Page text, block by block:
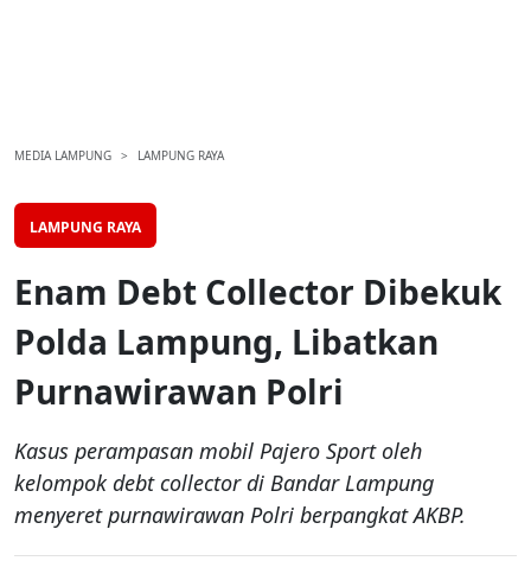
MEDIA LAMPUNG LAMPUNG RAYA
LAMPUNG RAYA
Enam Debt Collector Dibekuk
Polda Lampung, Libatkan
Purnawirawan Polri
Kasus perampasan mobil Pajero Sport oleh
kelompok debt collector di Bandar Lampung
menyeret purnawirawan Polri berpangkat AKBP.